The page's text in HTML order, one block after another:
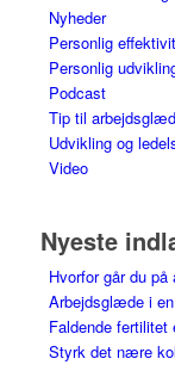
Nyheder
Personlig
Personlig
Podcast
Tip til
Udvikling og
Video
Nyeste
Hvorfor går du på
Arbejdsglæde i
Faldende fertilitet
Styrk det nære